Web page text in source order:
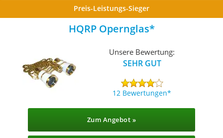
Preis-Leistungs-Sieger
HQRP Opernglas
Unsere Bewertung:
SEHR GUT
12 Bewertungen
Zum Angebot »